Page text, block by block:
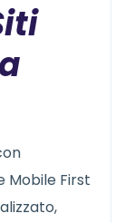
Mobile First